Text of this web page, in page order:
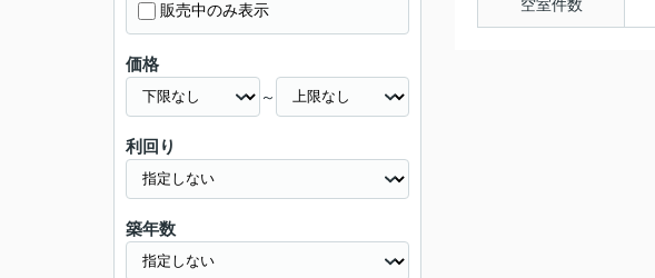
空室件数
販売中のみ表示
価格
～
利回り
築年数